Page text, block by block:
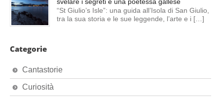
svelare i segreti è una poetessa gallese
“St Giulio’s Isle”: una guida all’Isola di San Giulio,
tra la sua storia e le sue leggende, l’arte e i […]
Categorie
Cantastorie
Curiosità